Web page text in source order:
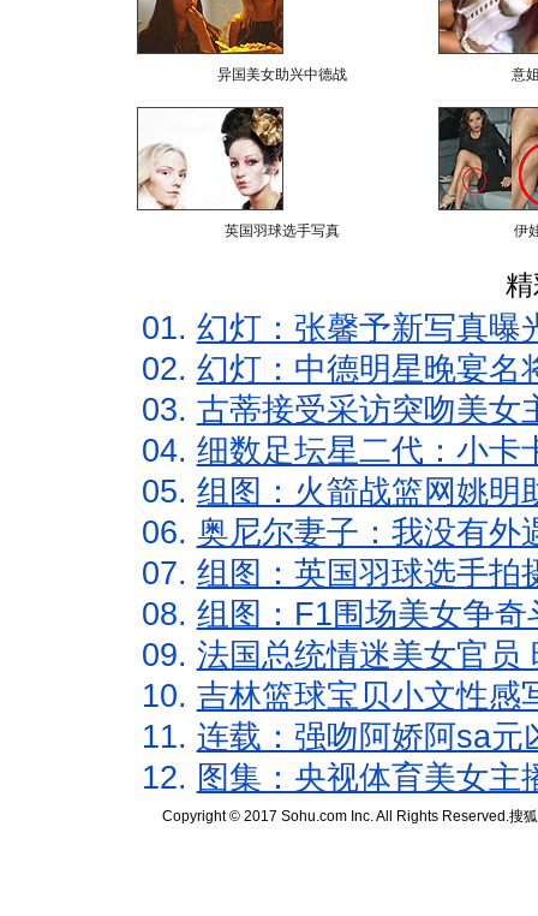
异国美女助兴中德战 意
英国羽球选手写真 伊
01. 幻灯：张馨予新写真曝
02. 幻灯：中德明星晚宴名
03. 古蒂接受采访突吻美女
04. 细数足坛星二代：小卡
05. 组图：火箭战篮网姚明
06. 奥尼尔妻子：我没有外
07. 组图：英国羽球选手拍
08. 组图：F1围场美女争
09. 法国总统情迷美女官员
10. 吉林篮球宝贝小文性感
11. 连载：强吻阿娇阿sa元
12. 图集：央视体育美女主
Copyright © 2017 Sohu.com Inc. All Rights Reserved.搜